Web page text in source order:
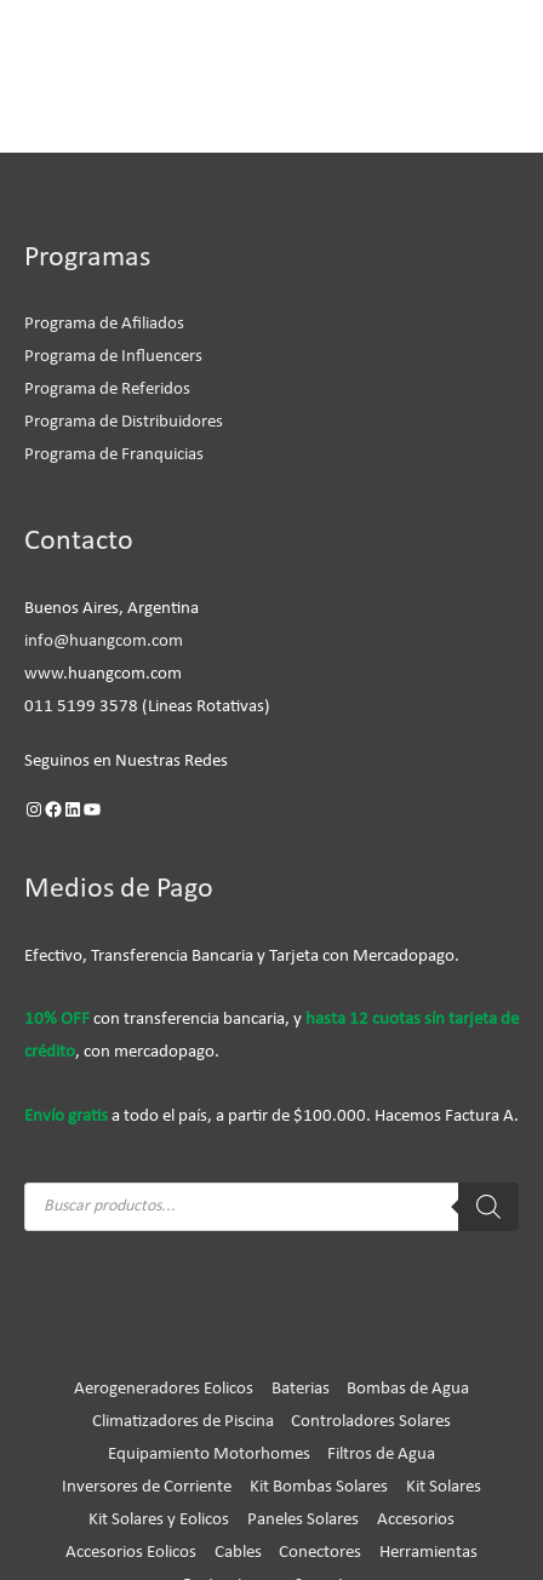
Programas
Programa de Afiliados
Programa de Influencers
Programa de Referidos
Programa de Distribuidores
Programa de Franquicias
Contacto
Buenos Aires, Argentina
info@huangcom.com
www.huangcom.com
011 5199 3578 (Lineas Rotativas)
Seguinos en Nuestras Redes
Medios de Pago
Efectivo, Transferencia Bancaria y Tarjeta con Mercadopago.
10% OFF con transferencia bancaria, y hasta 12 cuotas sín tarjeta de
crédito, con mercadopago.
Envío gratis a todo el país, a partir de $100.000. Hacemos Factura A.
Búsqueda
Aerogeneradores Eolicos Baterias
Bombas de Agua
Climatizadores de Piscina
Controladores Solares
Equipamiento Motorhomes
Filtros de Agua
Inversores de Corriente
Kit Bombas Solares
Kit Solares
Kit Solares y Eolicos
Paneles Solares
Accesorios
Accesorios Eolicos
Cables Conectores
Herramientas